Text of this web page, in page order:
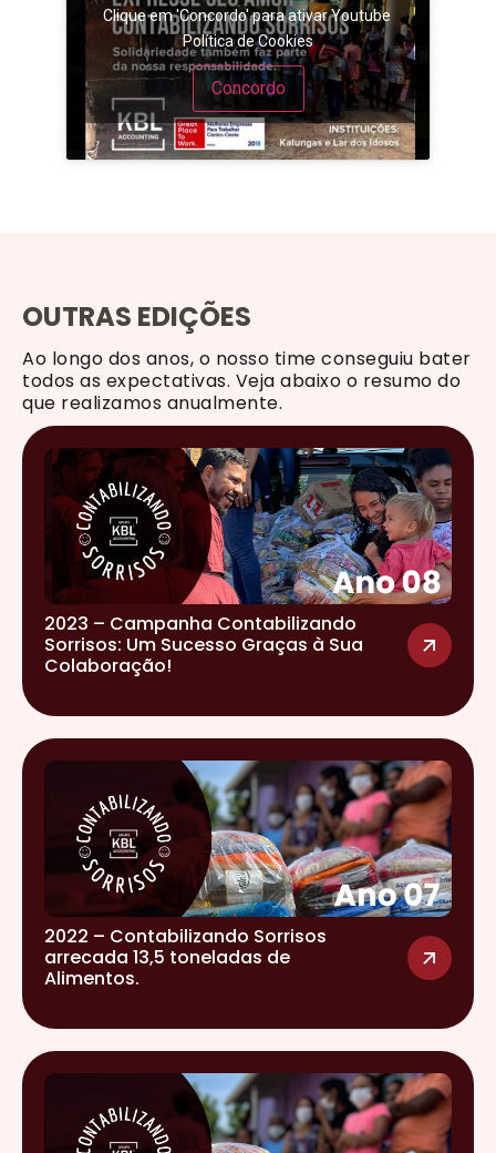
Clique em 'Concordo' para ativar Youtube
Política de Cookies
Concordo
OUTRAS EDIÇÕES
Ao longo dos anos, o nosso time conseguiu bater
todos as expectativas. Veja abaixo o resumo do
que realizamos anualmente.
2023 – Campanha Contabilizando
Sorrisos: Um Sucesso Graças à Sua
Colaboração!
2022 – Contabilizando Sorrisos
arrecada 13,5 toneladas de
Alimentos.